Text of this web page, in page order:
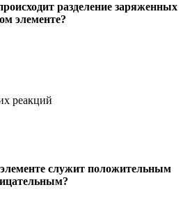
разделение заряженных
элементе?
реакций
служит положительным